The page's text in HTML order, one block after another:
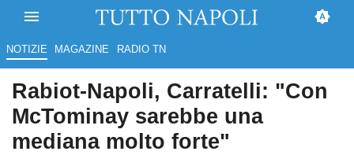
NOTIZIE MAGAZINE RADIO TN
Rabiot-Napoli, Carratelli: "Con
McTominay sarebbe una
mediana molto forte"